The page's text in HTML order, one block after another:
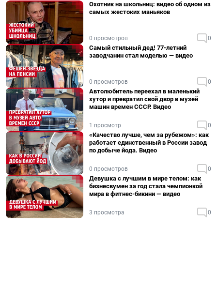
Охотник на школьниц: видео об одном из
самых жестоких маньяков
0 просмотров 0
Самый стильный дед! 77-летний
заводчанин стал моделью — видео
0 просмотров 0
Автолюбитель переехал в маленький
хутор и превратил свой двор в музей
машин времен СССР. Видео
1 просмотр 0
«Качество лучше, чем за рубежом»: как
работает единственный в России завод
по добыче йода. Видео
0 просмотров 0
Девушка с лучшим в мире телом: как
бизнесвумен за год стала чемпионкой
мира в фитнес-бикини — видео
3 просмотра 0